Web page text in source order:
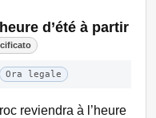
d’été à partir
Ora legale
reviendra à l’heure